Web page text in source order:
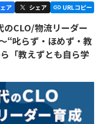
ア
シェア URLコピー
のCLO/物流リーダー
“叱らず・ほめず・教
「教えずとも自ら学